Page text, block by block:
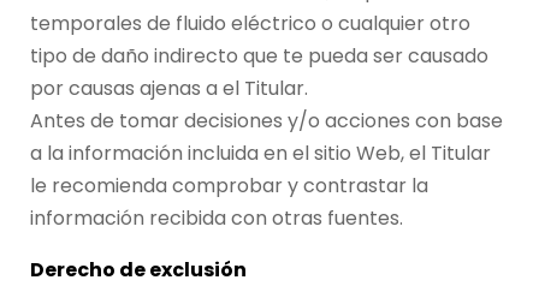
temporales de fluido eléctrico o cualquier otro
tipo de daño indirecto que te pueda ser causado
por causas ajenas a el Titular.
Antes de tomar decisiones y/o acciones con base
a la información incluida en el sitio Web, el Titular
le recomienda comprobar y contrastar la
información recibida con otras fuentes.
Derecho de exclusión